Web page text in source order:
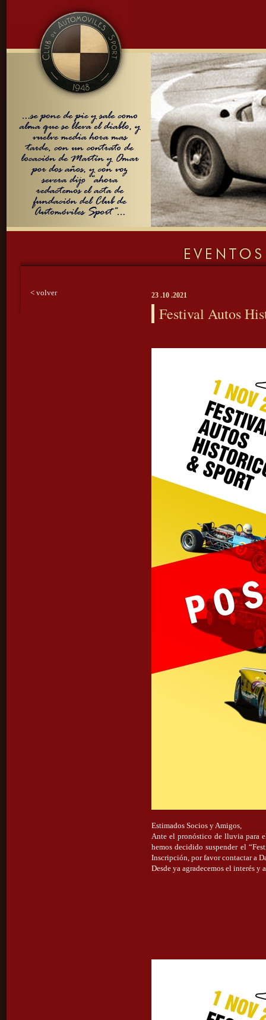
< volver 23 .10 .2021
Festival Autos
Estimados Socios y Amigos,
Ante el pronóstico de lluvia para
hemos decidido suspender el
Inscripción, por favor contactar a
Desde ya agradecemos el interés